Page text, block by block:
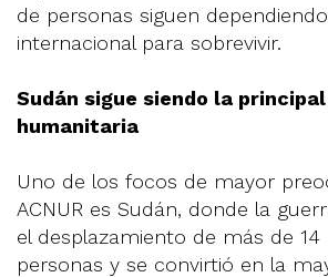
de personas siguen
internacional para sobrevivir.
Sudán sigue siendo la
humanitaria
Uno de los focos de mayor
ACNUR es Sudán, donde la
el desplazamiento de más de 14
personas y se convirtió en la